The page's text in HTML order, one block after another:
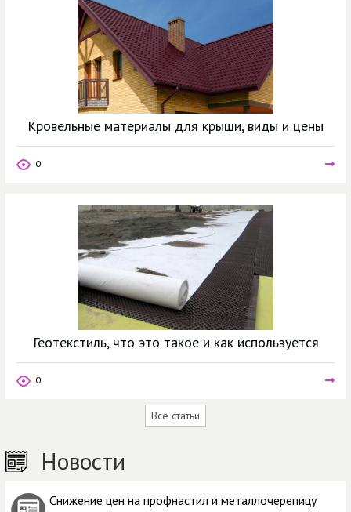
Кровельные материалы для крыши, виды и цены
0
Геотекстиль, что это такое и как используется
0
Все статьи
Новости
Снижение цен на профнастил и металлочерепицу